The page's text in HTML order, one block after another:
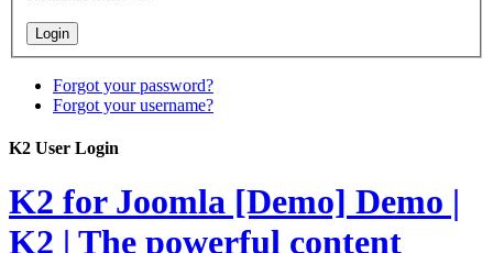
Forgot your password?
Forgot your username?
K2 User Login
K2 for Joomla [Demo] Demo |
K2 | The powerful content